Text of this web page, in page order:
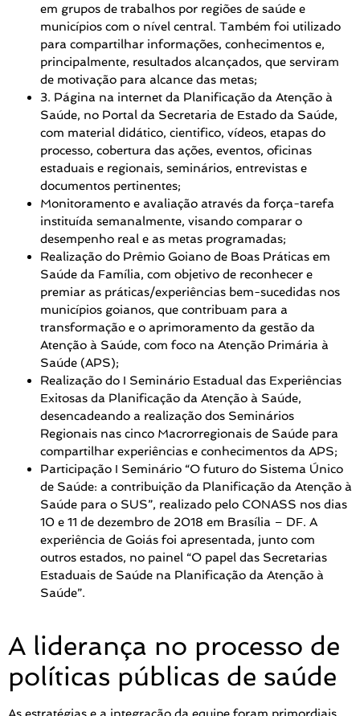
em grupos de trabalhos por regiões de saúde e
municípios com o nível central. Também foi utilizado
para compartilhar informações, conhecimentos e,
principalmente, resultados alcançados, que serviram
de motivação para alcance das metas;
3. Página na internet da Planificação da Atenção à
Saúde, no Portal da Secretaria de Estado da Saúde,
com material didático, cientifico, vídeos, etapas do
processo, cobertura das ações, eventos, oficinas
estaduais e regionais, seminários, entrevistas e
documentos pertinentes;
Monitoramento e avaliação através da força-tarefa
instituída semanalmente, visando comparar o
desempenho real e as metas programadas;
Realização do Prêmio Goiano de Boas Práticas em
Saúde da Família, com objetivo de reconhecer e
premiar as práticas/experiências bem-sucedidas nos
municípios goianos, que contribuam para a
transformação e o aprimoramento da gestão da
Atenção à Saúde, com foco na Atenção Primária à
Saúde (APS);
Realização do I Seminário Estadual das Experiências
Exitosas da Planificação da Atenção à Saúde,
desencadeando a realização dos Seminários
Regionais nas cinco Macrorregionais de Saúde para
compartilhar experiências e conhecimentos da APS;
Participação I Seminário “O futuro do Sistema Único
de Saúde: a contribuição da Planificação da Atenção à
Saúde para o SUS”, realizado pelo CONASS nos dias
10 e 11 de dezembro de 2018 em Brasília – DF. A
experiência de Goiás foi apresentada, junto com
outros estados, no painel “O papel das Secretarias
Estaduais de Saúde na Planificação da Atenção à
Saúde”.
A liderança no processo de
políticas públicas de saúde